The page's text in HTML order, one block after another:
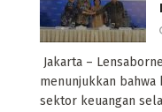
Jakarta –
menunjukkan bahwa
sektor keuangan